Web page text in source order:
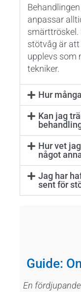
anpassar
smärttröskel.
stötvåg är att
upplevs som
tekniker.
Hur
Kan jag
Hur vet
något
Jag har
sent för
Guide:
En